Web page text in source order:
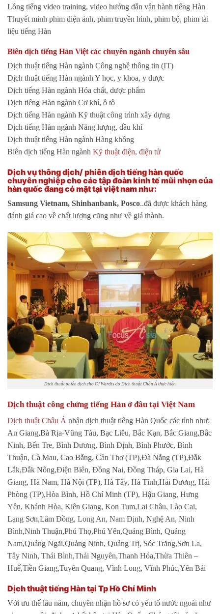
Lồng tiếng video training, video hướng dẫn vận hành tiếng Hàn
Thuyết minh phim điện ảnh, phim truyền hình, phim bộ, phim tài
liệu tiếng Hàn
Biên dịch tiếng Hàn Việt các chuyên ngành chuyên sâu
Dịch thuật tiếng Hàn ngành Công nghệ thông tin (IT)
Dịch thuật tiếng Hàn ngành Y học, y khoa, y dược
Dịch tiếng Hàn ngành Hóa chất, dược phẩm
Dịch tiếng Hàn ngành Cơ khí, ô tô
Dịch tiếng Hàn ngành Kỹ thuật công trình xây dựng
Dịch tiếng Hàn ngành Năng lượng, dầu khí
Dịch thuật tiếng Hàn ngành Hàng không
Biên dịch tiếng Hàn ngành Kỹ thuật điện, điện tử
Dịch vụ thông dịch/ phiên dịch tiếng hàn quốc
chuyên nghiệp cho các tập đoàn kinh tế mũi nhọn của
hàn quốc đang có mặt tại việt nam như:
Samsung Vietnam, Shinhanbank, Posco..đã được khách hàng
đánh giá cao về chất lượng cũng như về giá thành.
Dịch thuât phiên dịch cho CJ Wordis do Dịch thuật Châu Á thực hiện
Dịch thuật công chứng tiếng Hàn ở đâu tại Việt Nam
Dịch thuật Châu Á nhận dịch thuật tiếng Hàn Quốc các tỉnh như:
An Giang,Bà Rịa-Vũng Tàu, Bạc Liêu, Bắc Kạn, Bắc Giang,Bắc
Ninh, Bến Tre, Bình Dương, Bình Định, Bình Phước, Bình
Thuận, Cà Mau, Cao Bằng, Cần Thơ (TP),Đà Nẵng (TP),Đắk
Lắk,Đắk Nông,Điện Biên, Đồng Nai, Đồng Tháp, Gia Lai, Hà
Giang, Hà Nam, Hà Nội (TP), Hà Tây, Hà Tĩnh,Hải Dương, Hải
Phòng (TP),Hòa Bình, Hồ Chí Minh (TP), Hậu Giang, Hưng
Yên, Khánh Hòa, Kiên Giang, Kon Tum,Lai Châu, Lào Cai,
Lạng Sơn,Lâm Đồng, Long An, Nam Định, Nghệ An, Ninh
Bình,Ninh Thuận,Phú Thọ,Phú Yên,Quảng Bình, Quảng
Nam,Quảng Ngãi,Quảng Ninh, Quảng Trị, Sóc Trăng,Sơn La,
Tây Ninh, Thái Bình,Thái Nguyên,Thanh Hóa,Thừa Thiên –
Huế,Tiền Giang,Tuyên Quang, Vĩnh Long, Vĩnh Phúc,Yên Bái
Dịch thuật tiếng Hàn tại Tp Hồ Chí Minh
Với ưu thế lâu năm, chuyên nhận hồ sơ có yếu tố nước ngoài như